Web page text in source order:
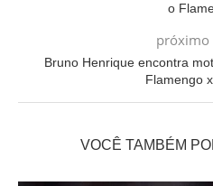
o
próximo
Bruno Henrique encontra
Flamengo
VOCÊ TAMBÉM